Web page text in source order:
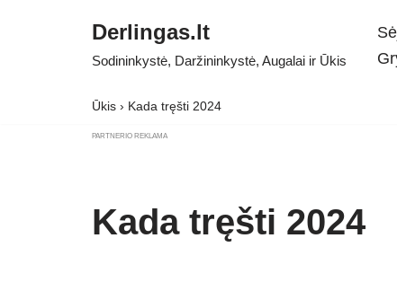
Derlingas.lt
Sodininkystė, Daržininkystė, Augalai ir Ūkis
Ūkis › Kada tręšti 2024
PARTNERIO REKLAMA
Kada tręšti 2024